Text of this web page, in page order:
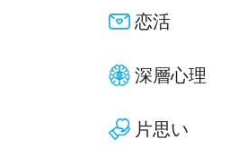
恋活
深層心理
片思い